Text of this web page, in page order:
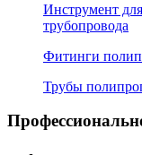
Инструмент
трубопровода
Фитинги
Трубы